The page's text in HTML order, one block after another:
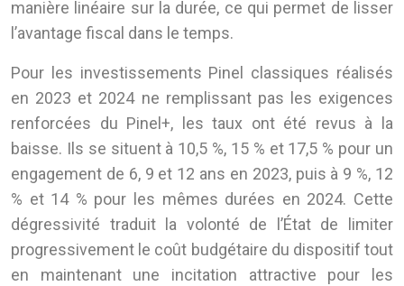
manière linéaire sur la durée, ce qui permet de lisser
l’avantage fiscal dans le temps.
Pour les investissements Pinel classiques réalisés
en 2023 et 2024 ne remplissant pas les exigences
renforcées du Pinel+, les taux ont été revus à la
baisse. Ils se situent à 10,5 %, 15 % et 17,5 % pour un
engagement de 6, 9 et 12 ans en 2023, puis à 9 %, 12
% et 14 % pour les mêmes durées en 2024. Cette
dégressivité traduit la volonté de l’État de limiter
progressivement le coût budgétaire du dispositif tout
en maintenant une incitation attractive pour les